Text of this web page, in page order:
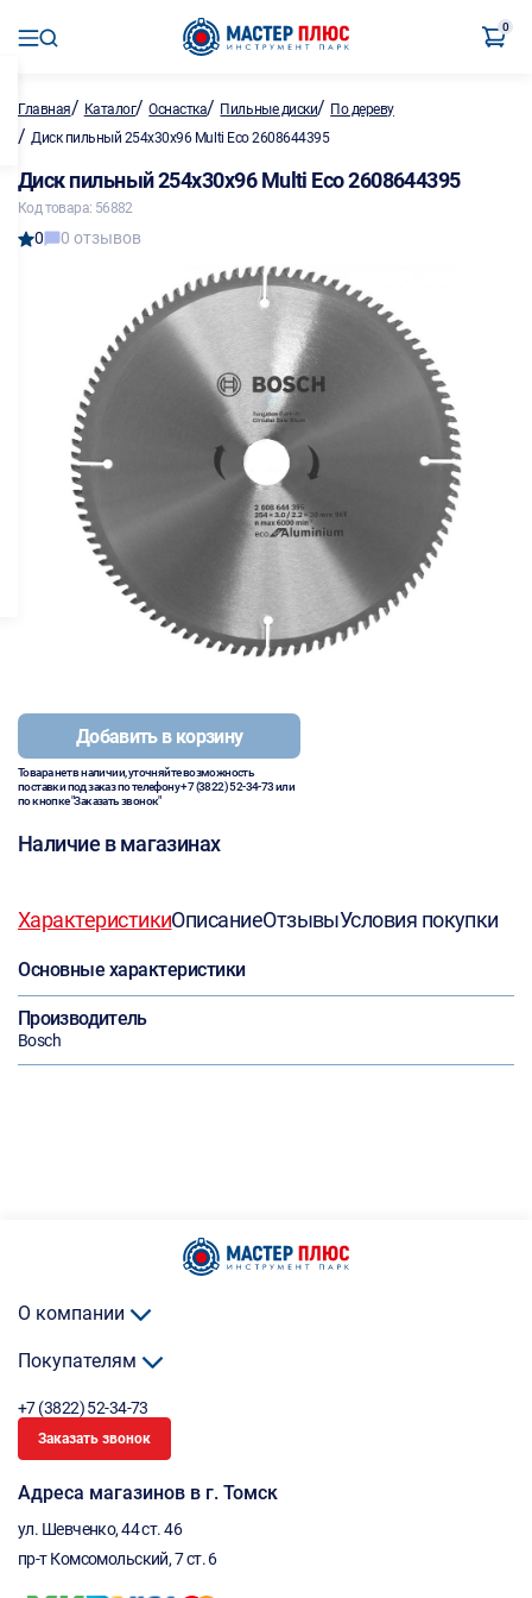
0
Главная/ Каталог/Оснастка/ Пильные диски/ По дереву
/ Диск пильный 254х30х96 Multi Eco 2608644395
Диск пильный 254х30х96 Multi Eco 2608644395
Код товара: 56882
0 0 отзывов
Добавить в корзину
Товара нет в наличии, уточняйте возможность
поставки под заказ по телефону+7 (3822) 52-34-73или
по кнопке "Заказать звонок"
Наличие в магазинах
ХарактеристикиОписаниеОтзывыУсловия покупки
Основные характеристики
Производитель
Bosch
О компании
Покупателям
+7 (3822) 52-34-73
Заказать звонок
Адреса магазинов в г. Томск
ул. Шевченко, 44 ст. 46
пр-т Комсомольский, 7 ст. 6